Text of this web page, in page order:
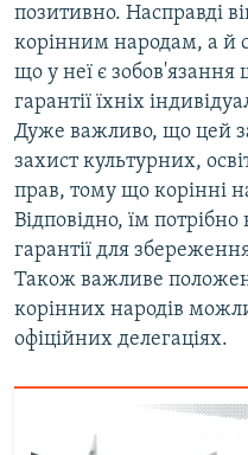
позитивно. Насправді
корінним народам, а й
що у неї є зобов'язання
гарантії їхніх
Дуже важливо, що цей
захист культурних,
прав, тому що корінні
Відповідно, їм
гарантії для
Також важливе
корінних народів
офіційних делегаціях.